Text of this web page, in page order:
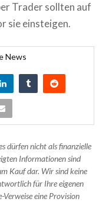
Trader sollten auf
sie einsteigen.
dürfen nicht als finanzielle
Informationen sind
Kauf dar. Wir sind keine
für Ihre eigenen
eine Provision